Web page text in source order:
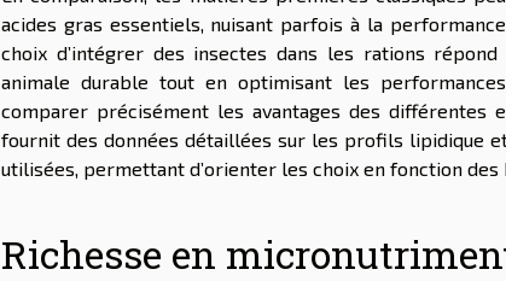
acides gras essentiels, nuisant parfois à la
choix d’intégrer des insectes dans les rations
animale durable tout en optimisant les
comparer précisément les avantages des différentes
fournit des données détaillées sur les profils lipidique
utilisées, permettant d’orienter les choix en fonction
Richesse en